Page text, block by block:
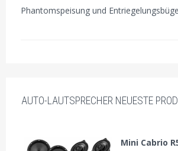
Phantomspeisung und
AUTO-LAUTSPRECHER NEUESTE
Mini Cabrio